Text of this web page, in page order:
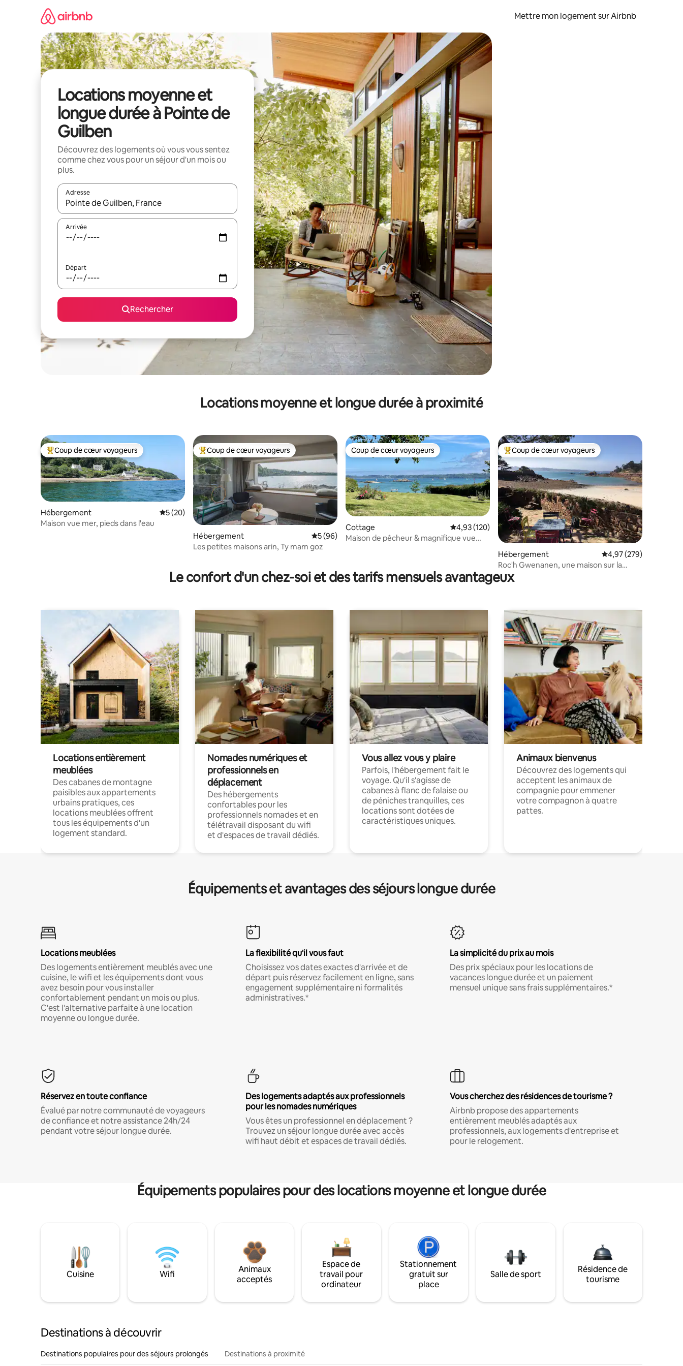
Mettre mon logement sur Airbnb
Locations moyenne et
longue durée à Pointe de
Guilben
Découvrez des logements où vous vous sentez
comme chez vous pour un séjour d'un mois ou
plus.
Adresse
Lorsque les résultats s'affichent, utilisez les flèches vers le haut et vers le bas pour les parcourir ou en appuyant et en faisant glisser.
Arrivée
Départ
Rechercher
Locations moyenne et longue durée à proximité
Coups de cœur voyageurs les plus appréciés
Coup de cœur voyageurs
Hébergement Évaluation moyenne sur la base de 20 commentaires : 5 sur 5
5 (20)
Maison vue mer, pieds dans l'eau
Coups de cœur voyageurs les plus appréciés
Coup de cœur voyageurs
Hébergement Évaluation moyenne sur la base de 96 commentaires : 5 sur 5
5 (96)
Les petites maisons arin, Ty mam goz
Coup de cœur voyageurs
Coup de cœur voyageurs
Cottage Évaluation moyenne sur la base de 120 commentaires : 4,93 sur 5
4,93 (120)
Maison de pêcheur & magnifique vue
Coups de cœur voyageurs les plus appréciés
Coup de cœur voyageurs
Hébergement Évaluation moyenne
4,97 (279)
Roc'h Gwenanen, une maison sur la
plage
Le confort d'un chez-soi et des tarifs mensuels avantageux
Locations entièrement
meublées
Des cabanes de montagne
paisibles aux appartements
urbains pratiques, ces
locations meublées offrent
tous les équipements d'un
logement standard.
Nomades numériques et
professionnels en
déplacement
Des hébergements
confortables pour les
professionnels nomades et en
télétravail disposant du wifi
et d'espaces de travail dédiés.
Vous allez vous y plaire
Parfois, l'hébergement fait le
voyage. Qu'il s'agisse de
cabanes à flanc de falaise ou
de péniches tranquilles, ces
locations sont dotées de
caractéristiques uniques.
Animaux bienvenus
Découvrez des logements qui
acceptent les animaux de
compagnie pour emmener
votre compagnon à quatre
pattes.
Équipements et avantages des séjours longue durée
Locations meublées
Des logements entièrement meublés avec une
cuisine, le wifi et les équipements dont vous
avez besoin pour vous installer
confortablement pendant un mois ou plus.
C'est l'alternative parfaite à une location
moyenne ou longue durée.
La flexibilité qu'il vous faut
Choisissez vos dates exactes d'arrivée et de
départ puis réservez facilement en ligne, sans
engagement supplémentaire ni formalités
administratives.*
La simplicité du prix au mois
Des prix spéciaux pour les locations de
vacances longue durée et un paiement
mensuel unique sans frais supplémentaires.*
Réservez en toute confiance
Évalué par notre communauté de voyageurs
de confiance et notre assistance 24h/24
pendant votre séjour longue durée.
Des logements adaptés aux professionnels
pour les nomades numériques
Vous êtes un professionnel en déplacement ?
Trouvez un séjour longue durée avec accès
wifi haut débit et espaces de travail dédiés.
Vous cherchez des résidences de tourisme ?
Airbnb propose des appartements
entièrement meublés adaptés aux
professionnels, aux logements d'entreprise et
pour le relogement.
Équipements populaires pour des locations moyenne et longue durée
Cuisine Wifi
Animaux
acceptés
Espace de
travail pour
ordinateur
Stationnement
gratuit sur
place
Salle de sport
Résidence de
tourisme
Destinations à découvrir
Destinations populaires pour des séjours prolongés Destinations à proximité